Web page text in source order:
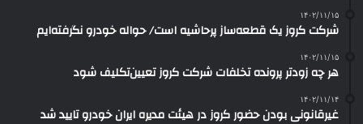
۱۴۰۲/۱۱/۱۵
شرکت کروز یک قطعه‌ساز پرحاشیه است/ حواله خودرو نگرفته‌ایم
۱۴۰۲/۱۱/۱۵
هر چه زودتر پرونده تخلفات شرکت کروز تعیین‌تکلیف شود
۱۴۰۲/۱۱/۱۴
غیرقانونی بودن حضور کروز در هیئت مدیره ایران‌ خودرو تایید شد